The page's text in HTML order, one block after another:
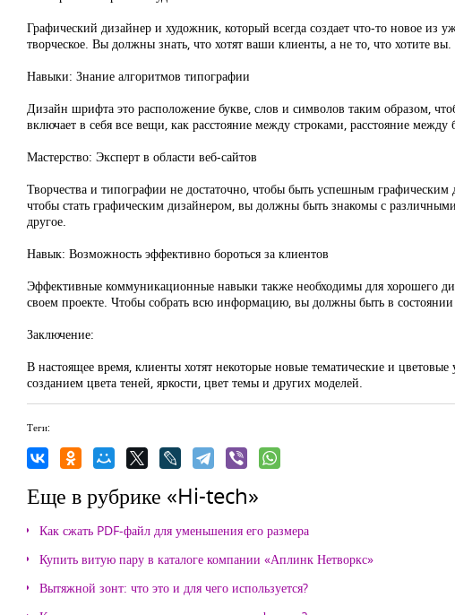
Графический дизайнер и художник, который всегда создает что-то новое
творческое. Вы должны знать, что хотят ваши клиенты, а не то, что хотите вы.
Навыки: Знание алгоритмов типографии
Дизайн шрифта это расположение букве, слов и символов таким образом,
включает в себя все вещи, как расстояние между строками, расстояние
Мастерство: Эксперт в области веб-сайтов
Творчества и типографии не достаточно, чтобы быть успешным
чтобы стать графическим дизайнером, вы должны быть знакомы с
другое.
Навык: Возможность эффективно бороться за клиентов
Эффективные коммуникационные навыки также необходимы для хорошего
своем проекте. Чтобы собрать всю информацию, вы должны быть в состоянии
Заключение:
В настоящее время, клиенты хотят некоторые новые тематические и
созданием цвета теней, яркости, цвет темы и других моделей.
Теги:
Еще в рубрике «Hi-tech»
Как сжать PDF-файл для уменьшения его размера
Купить витую пару в каталоге компании «Аплинк Нетворкс»
Вытяжной зонт: что это и для чего используется?